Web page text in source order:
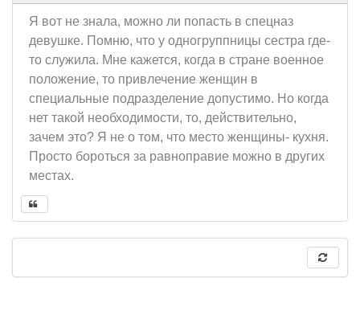
Я вот не знала, можно ли попасть в спецназ
девушке. Помню, что у одногруппницы сестра где-
то служила. Мне кажется, когда в стране военное
положение, то привлечение женщин в
специальные подразделение допустимо. Но когда
нет такой необходимости, то, действительно,
зачем это? Я не о том, что место женщины- кухня.
Просто бороться за равноправие можно в других
местах.